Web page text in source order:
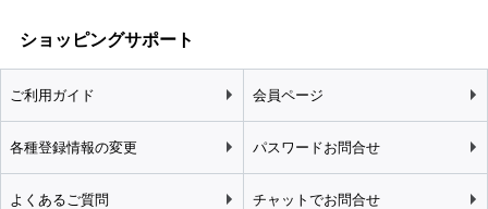
ショッピングサポート
ご利用ガイド 会員ページ
各種登録情報の変更 パスワードお問合せ
よくあるご質問 チャットでお問合せ